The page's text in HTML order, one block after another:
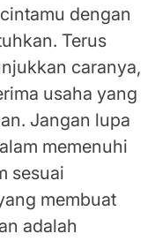
dengan
Terus
caranya,
usaha yang
Jangan lupa
memenuhi
sesuai
membuat
adalah